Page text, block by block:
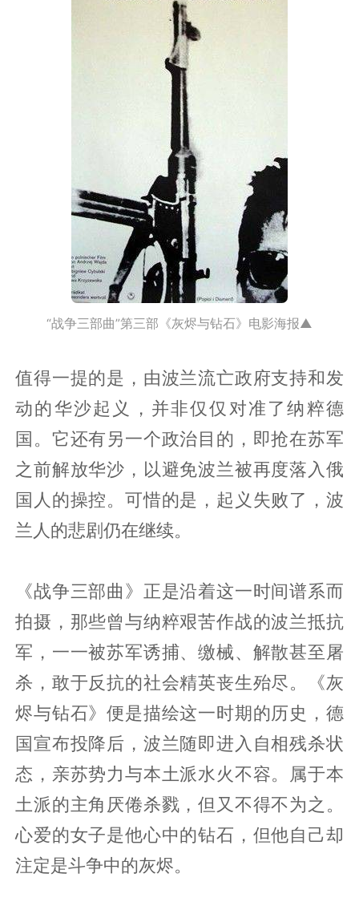
“战争三部曲”第三部《灰烬与钻石》电影海报▲
值得一提的是，由波兰流亡政府支持和发
动的华沙起义，并非仅仅对准了纳粹德
国。它还有另一个政治目的，即抢在苏军
之前解放华沙，以避免波兰被再度落入俄
国人的操控。可惜的是，起义失败了，波
兰人的悲剧仍在继续。
《战争三部曲》正是沿着这一时间谱系而
拍摄，那些曾与纳粹艰苦作战的波兰抵抗
军，一一被苏军诱捕、缴械、解散甚至屠
杀，敢于反抗的社会精英丧生殆尽。《灰
烬与钻石》便是描绘这一时期的历史，德
国宣布投降后，波兰随即进入自相残杀状
态，亲苏势力与本土派水火不容。属于本
土派的主角厌倦杀戮，但又不得不为之。
心爱的女子是他心中的钻石，但他自己却
注定是斗争中的灰烬。